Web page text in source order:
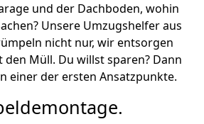
und der Dachboden, wohin
Unsere Umzugshelfer aus
nicht nur, wir entsorgen
Müll. Du willst sparen? Dann
einer der ersten Ansatzpunkte.